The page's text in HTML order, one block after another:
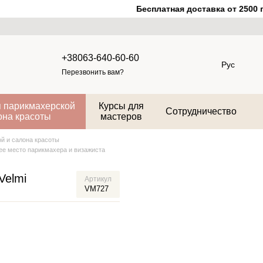
Бесплатная доставка от 2500
+38063-640-60-60
Перезвонить вам?
Рус
красоты
Курсы для
мастеров
Сотрудничество
и салона красоты
место парикмахера и визажиста
Артикул
VM727